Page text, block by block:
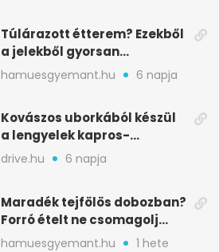
Túlárazott étterem? Ezekből
a jelekből gyorsan
észreveheted
hamuesgyemant.hu 6 napja
Kovászos uborkából készül
a lengyelek kapros-
savanykás levese
drive.hu 6 napja
Maradék tejfölös dobozban?
Forró ételt ne csomagolj
ilyen tégelybe
hamuesgyemant.hu 1 hete